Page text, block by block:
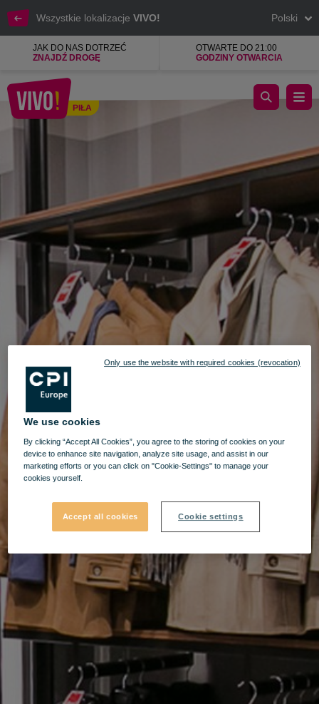
Wszystkie lokalizacje VIVO! Polski
JAK DO NAS DOTRZEĆ
ZNAJDŹ DROGĘ
OTWARTE DO 21:00
GODZINY OTWARCIA
PIŁA
Perfekcyjny garnitur dla odważnych indywidualistów.
We use cookies
By clicking “Accept All Cookies”, you agree to the storing of cookies on your
device to enhance site navigation, analyze site usage, and assist in our
marketing efforts or you can click on "Cookie-Settings" to manage your
cookies yourself.
Accept all cookies Cookie settings
Only use the website with required cookies (revocation)